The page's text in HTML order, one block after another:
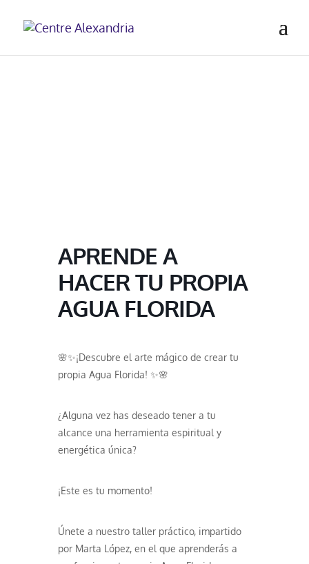
APRENDE A
HACER TU PROPIA
AGUA FLORIDA
🌸✨¡Descubre el arte mágico de crear tu
propia Agua Florida! ✨🌸
¿Alguna vez has deseado tener a tu
alcance una herramienta espiritual y
energética única?
¡Este es tu momento!
Únete a nuestro taller práctico, impartido
por Marta López, en el que aprenderás a